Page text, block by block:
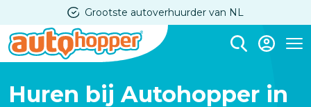
en
naar
inhoud
Grootste autoverhuurder van NL
Huren bij Autohopper in